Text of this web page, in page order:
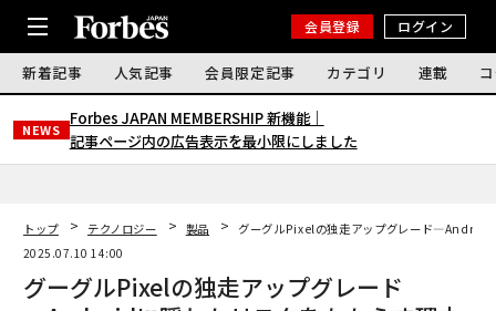
会員登録 ログイン
新着記事 人気記事 会員限定記事 カテゴリ 連載
NEWS
Forbes JAPAN MEMBERSHIP 新機能｜
記事ページ内の広告表示を最小限にしました
トップ テクノロジー 製品
グーグルPixelの独走アップグレード―Android
2025.07.10 14:00
グーグルPixelの独走アップグレード